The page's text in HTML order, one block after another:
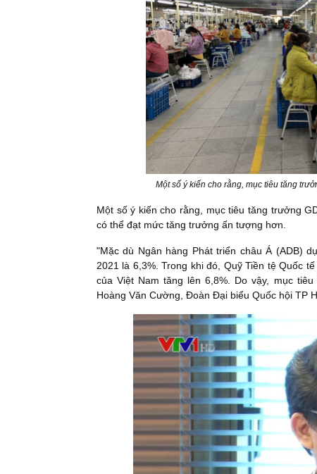
Một số ý kiến cho rằng, mục tiêu tăng
Một số ý kiến cho rằng, mục tiêu tăng trưởng
có thể đạt mức tăng trưởng ấn tượng hơn.
"Mặc dù Ngân hàng Phát triển châu Á (ADB)
2021 là 6,3%. Trong khi đó, Quỹ Tiền tệ Quốc
của Việt Nam tăng lên 6,8%. Do vậy, mục
Hoàng Văn Cường, Đoàn Đại biểu Quốc hội TP